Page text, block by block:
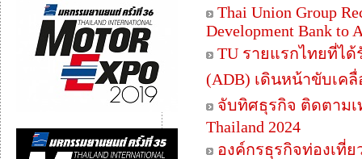
Thai Union Group
Development Bank to
TU รายแรกไทยที่ได้
(ADB) เดินหน้าขับเค
จับทิศธุรกิจ ติดตามเ
Thailand 2024
องค์กรธุรกิจท่องเที่ย